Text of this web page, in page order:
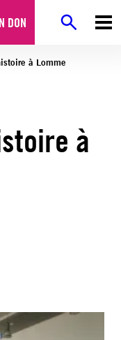
DON
à Lomme
à